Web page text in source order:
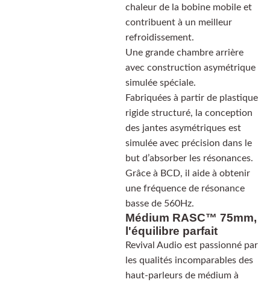
chaleur de la bobine mobile et
contribuent à un meilleur
refroidissement.
Une grande chambre arrière
avec construction asymétrique
simulée spéciale.
Fabriquées à partir de plastique
rigide structuré, la conception
des jantes asymétriques est
simulée avec précision dans le
but d’absorber les résonances.
Grâce à BCD, il aide à obtenir
une fréquence de résonance
basse de 560Hz.
Médium RASC™ 75mm,
l'équilibre parfait
Revival Audio est passionné par
les qualités incomparables des
haut-parleurs de médium à